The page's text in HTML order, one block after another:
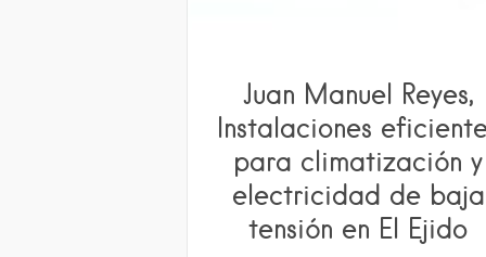
Juan Manuel Reyes,
Instalaciones
para climatización y
electricidad de baja
tensión en El Ejido